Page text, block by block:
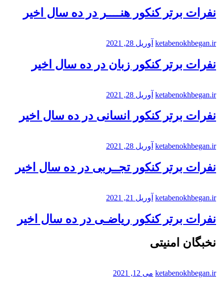
نفرات برتر کنکور هنــــر در ده سال اخیر
ketabenokhbegan.ir آوریل 28, 2021
نفرات برتر کنکور زبان در ده سال اخیر
ketabenokhbegan.ir آوریل 28, 2021
نفرات برتر کنکور انسانی در ده سال اخیر
ketabenokhbegan.ir آوریل 28, 2021
نفرات برتر کنکور تجــربی در ده سال اخیر
ketabenokhbegan.ir آوریل 21, 2021
نفرات برتر کنکور ریاضـی در ده سال اخیر
نخبگان امنیتی
ketabenokhbegan.ir می 12, 2021